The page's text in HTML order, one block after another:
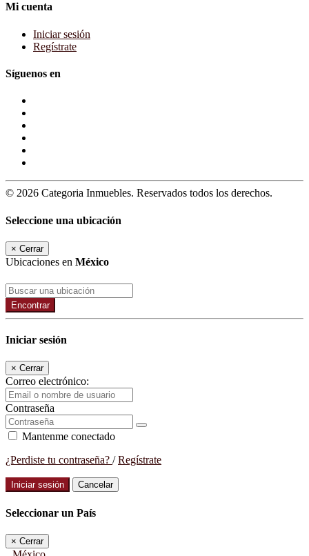
Mi cuenta
Iniciar sesión
Regístrate
Síguenos en
© 2026 Categoria Inmuebles. Reservados todos los derechos.
Seleccione una ubicación
× Cerrar
Ubicaciones en México
Encontrar
Iniciar sesión
× Cerrar
Correo electrónico:
Contraseña
Mantenme conectado
¿Perdiste tu contraseña? /Regístrate
Iniciar sesión Cancelar
Seleccionar un País
× Cerrar